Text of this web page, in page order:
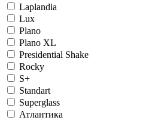
Laplandia
Lux
Plano
Plano XL
Presidential Shake
Rocky
S+
Standart
Superglass
Атлантика